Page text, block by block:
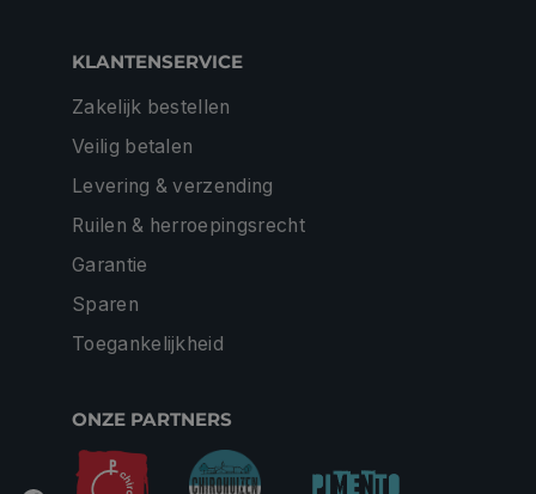
KLANTENSERVICE
Zakelijk bestellen
Veilig betalen
Levering & verzending
Ruilen & herroepingsrecht
Garantie
Sparen
Toegankelijkheid
ONZE PARTNERS